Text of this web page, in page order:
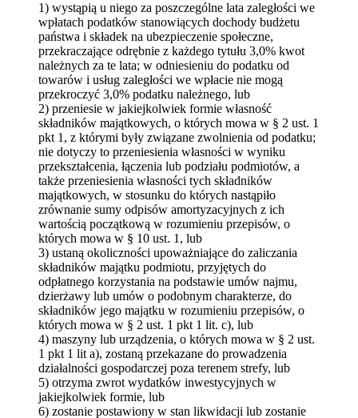
1) wystąpią u niego za poszczególne lata zaległości we
wpłatach podatków stanowiących dochody budżetu
państwa i składek na ubezpieczenie społeczne,
przekraczające odrębnie z każdego tytułu 3,0% kwot
należnych za te lata; w odniesieniu do podatku od
towarów i usług zaległości we wpłacie nie mogą
przekroczyć 3,0% podatku należnego, lub
2) przeniesie w jakiejkolwiek formie własność
składników majątkowych, o których mowa w § 2 ust. 1
pkt 1, z którymi były związane zwolnienia od podatku;
nie dotyczy to przeniesienia własności w wyniku
przekształcenia, łączenia lub podziału podmiotów, a
także przeniesienia własności tych składników
majątkowych, w stosunku do których nastąpiło
zrównanie sumy odpisów amortyzacyjnych z ich
wartością początkową w rozumieniu przepisów, o
których mowa w § 10 ust. 1, lub
3) ustaną okoliczności upoważniające do zaliczania
składników majątku podmiotu, przyjętych do
odpłatnego korzystania na podstawie umów najmu,
dzierżawy lub umów o podobnym charakterze, do
składników jego majątku w rozumieniu przepisów, o
których mowa w § 2 ust. 1 pkt 1 lit. c), lub
4) maszyny lub urządzenia, o których mowa w § 2 ust.
1 pkt 1 lit a), zostaną przekazane do prowadzenia
działalności gospodarczej poza terenem strefy, lub
5) otrzyma zwrot wydatków inwestycyjnych w
jakiejkolwiek formie, lub
6) zostanie postawiony w stan likwidacji lub zostanie